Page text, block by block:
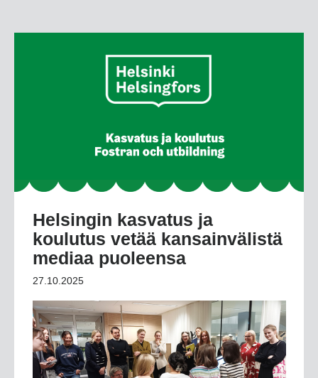
Helsingin kasvatus ja
koulutus vetää kansainvälistä
mediaa puoleensa
27.10.2025